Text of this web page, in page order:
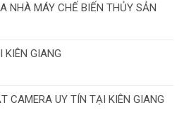
NHÀ MÁY CHẾ BIẾN THỦY SẢN
KIÊN GIANG
CAMERA UY TÍN TẠI KIÊN GIANG